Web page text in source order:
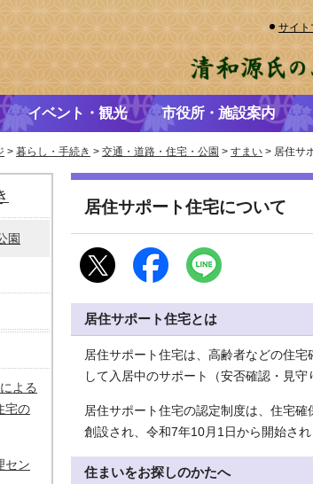
サイト
イベント・観光 市役所・施設案内
> 暮らし・手続き > 交通・道路・住宅・公園 > すまい > 居住サ
居住サポート住宅について
居住サポート住宅とは
居住サポート住宅は、高齢者などの住
して入居中のサポート（安否確認・見
居住サポート住宅の認定制度は、住宅
創設され、令和7年10月1日から開始され
住まいをお探しのかたへ
園
よる
宅の
セン